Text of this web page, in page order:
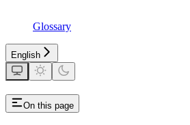
Glossary
English
On this page